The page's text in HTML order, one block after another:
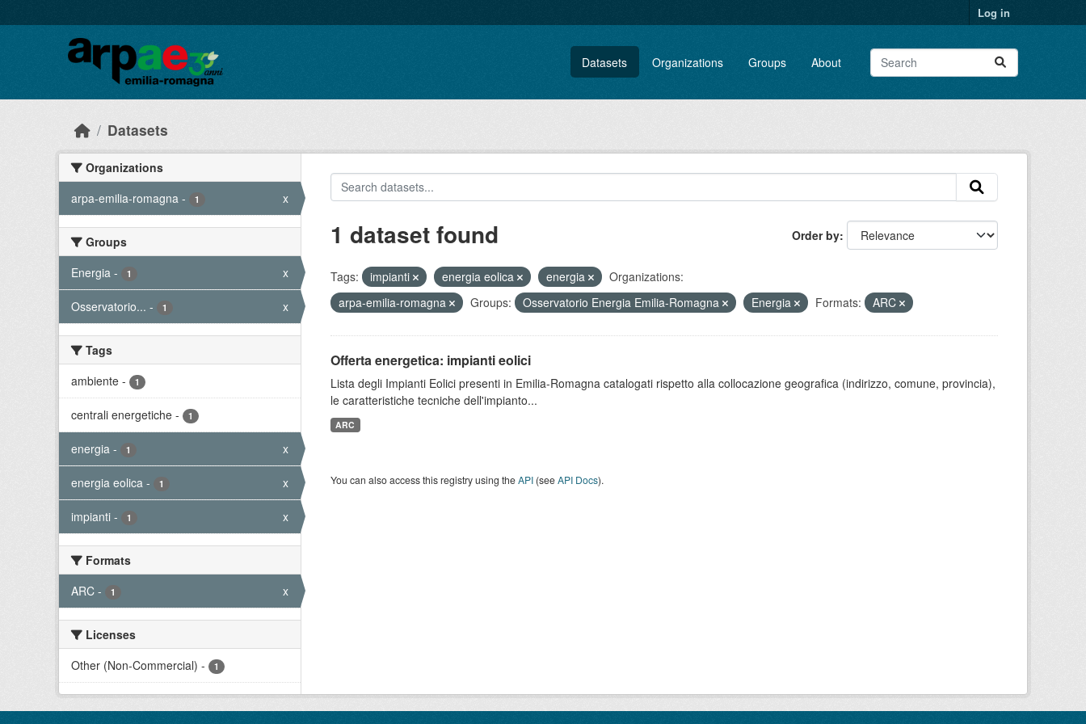
Log in
Datasets Organizations Groups About
Datasets
Organizations
arpa-emilia-romagna - 1 x
Groups
Energia - 1 x
Osservatorio... - 1 x
Tags
ambiente - 1
centrali energetiche - 1
energia - 1 x
energia eolica - 1 x
impianti - 1 x
Formats
ARC - 1 x
Licenses
Other (Non-Commercial) - 1
Order by
1 dataset found
Tags: impianti energia eolica energia
Organizations:
arpa-emilia-romagna
Groups: Osservatorio Energia Emilia-Romagna Energia Formats: ARC
Offerta energetica: impianti eolici
Lista degli Impianti Eolici presenti in Emilia-Romagna catalogati rispetto alla collocazione geografica (indirizzo, comune, provincia),
le caratteristiche tecniche dell'impianto...
ARC
You can also access this registry using theAPI(seeAPI Docs).